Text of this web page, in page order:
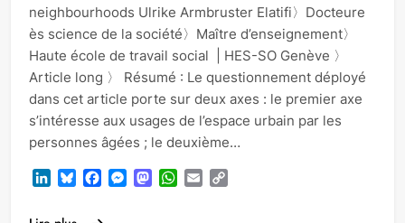
neighbourhoods Ulrike Armbruster Elatifi〉Docteure
ès science de la société〉Maître d’enseignement〉
Haute école de travail social | HES-SO Genève 〉
Article long 〉 Résumé : Le questionnement déployé
dans cet article porte sur deux axes : le premier axe
s’intéresse aux usages de l’espace urbain par les
personnes âgées ; le deuxième…
LinkedInBlueskyFacebook
Messenger
Mastodon
WhatsApp
Email